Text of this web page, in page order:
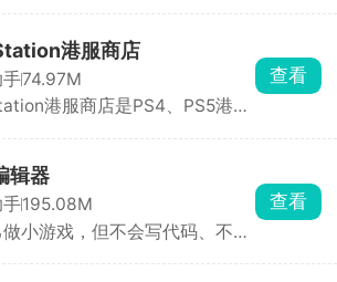
、抢红包、签到、短视频点赞
作都能用。
港服商店
74.97M
港服商店是PS4、PS5港服
硬盘满了也能在手机上删旧游
，不用挨个在主机操作整理。
有大折扣、限时喜加一、PS
游戏，APP 会直接弹窗提醒，
查看
辑器
195.08M
小游戏，但不会写代码、不会
查看